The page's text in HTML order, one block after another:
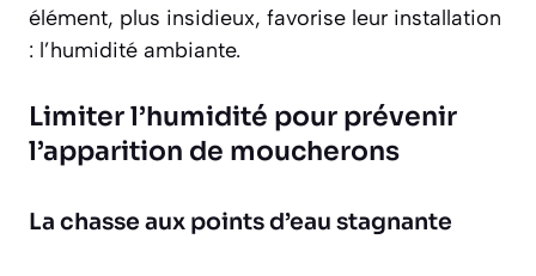
élément, plus insidieux, favorise leur installation
: l’humidité ambiante.
Limiter l’humidité pour prévenir
l’apparition de moucherons
La chasse aux points d’eau stagnante